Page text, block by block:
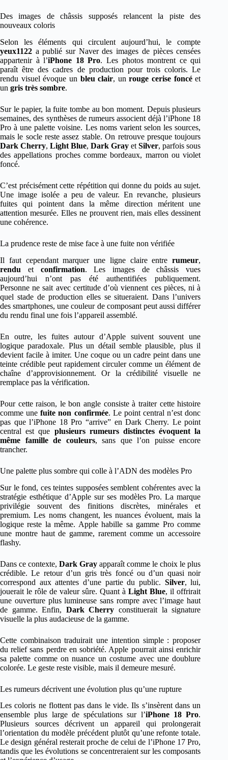
Des images de châssis supposés relancent la piste des
nouveaux coloris
Selon les éléments qui circulent aujourd’hui, le compte
yeux1122 a publié sur Naver des images de pièces censées
appartenir à l’iPhone 18 Pro. Les photos montrent ce qui
paraît être des cadres de production pour trois coloris. Le
rendu visuel évoque un bleu clair, unrouge cerise foncéet
un gris très sombre.
Sur le papier, la fuite tombe au bon moment. Depuis plusieurs
semaines, des synthèses de rumeurs associent déjà l’iPhone 18
Pro à une palette voisine. Les noms varient selon les sources,
mais le socle reste assez stable. On retrouve presque toujours
Dark Cherry,Light Blue,Dark Gray etSilver, parfois sous
des appellations proches comme bordeaux, marron ou violet
foncé.
C’est précisément cette répétition qui donne du poids au sujet.
Une image isolée a peu de valeur. En revanche, plusieurs
fuites qui pointent dans la même direction méritent une
attention mesurée. Elles ne prouvent rien, mais elles dessinent
une cohérence.
La prudence reste de mise face à une fuite non vérifiée
Il faut cependant marquer une ligne claire entrerumeur,
rendu et confirmation. Les images de châssis vues
aujourd’hui n’ont pas été authentifiées publiquement.
Personne ne sait avec certitude d’où viennent ces pièces, ni à
quel stade de production elles se situeraient. Dans l’univers
des smartphones, une couleur de composant peut aussi différer
du rendu final une fois l’appareil assemblé.
En outre, les fuites autour d’Apple suivent souvent une
logique paradoxale. Plus un détail semble plausible, plus il
devient facile à imiter. Une coque ou un cadre peint dans une
teinte crédible peut rapidement circuler comme un élément de
chaîne d’approvisionnement. Or la crédibilité visuelle ne
remplace pas la vérification.
Pour cette raison, le bon angle consiste à traiter cette histoire
comme unefuite non confirmée. Le point central n’est donc
pas que l’iPhone 18 Pro “arrive” en Dark Cherry. Le point
central est que plusieurs rumeurs distinctes évoquent la
même famille de couleurs, sans que l’on puisse encore
trancher.
Une palette plus sombre qui colle à l’ADN des modèles Pro
Sur le fond, ces teintes supposées semblent cohérentes avec la
stratégie esthétique d’Apple sur ses modèles Pro. La marque
privilégie souvent des finitions discrètes, minérales et
premium. Les noms changent, les nuances évoluent, mais la
logique reste la même. Apple habille sa gamme Pro comme
une montre haut de gamme, rarement comme un accessoire
flashy.
Dans ce contexte,Dark Gray apparaît comme le choix le plus
crédible. Le retour d’un gris très foncé ou d’un quasi noir
correspond aux attentes d’une partie du public. Silver, lui,
jouerait le rôle de valeur sûre. Quant àLight Blue, il offrirait
une ouverture plus lumineuse sans rompre avec l’image haut
de gamme. Enfin, Dark Cherry constituerait la signature
visuelle la plus audacieuse de la gamme.
Cette combinaison traduirait une intention simple : proposer
du relief sans perdre en sobriété. Apple pourrait ainsi enrichir
sa palette comme on nuance un costume avec une doublure
colorée. Le geste reste visible, mais il demeure mesuré.
Les rumeurs décrivent une évolution plus qu’une rupture
Les coloris ne flottent pas dans le vide. Ils s’insèrent dans un
ensemble plus large de spéculations sur l’iPhone 18 Pro.
Plusieurs sources décrivent un appareil qui prolongerait
l’orientation du modèle précédent plutôt qu’une refonte totale.
Le design général resterait proche de celui de l’iPhone 17 Pro,
tandis que les évolutions se concentreraient sur les composants